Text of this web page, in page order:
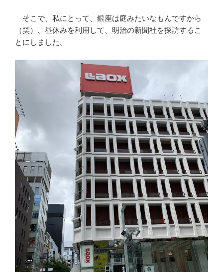
そこで、私にとって、銀座は庭みたいなもんですから
（笑）、昼休みを利用して、明治の新聞社を探訪するこ
とにしました。